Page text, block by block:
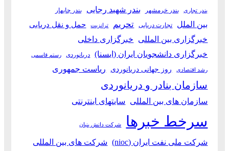
بندر تجاری بندر خرمشهر بندر شهید رجایی بندر چابهار
بین الملل تجارت دریایی تحریم ترانزیت حمل و نقل دریایی
خبرگزاری بین المللی خبرگزاری داخلی
خبرگزاری دانشجویان ایران (ایسنا)
دریانوردی رستم قاسمی
رشد اقتصادی روز جهانی دریانوردی ریاست جمهوری
سازمان بنادر و دریانوردی
سازمان های بین المللی سایتهای اینترنتی
سرخط خبرها شرکت دانش بنیان
شرکت ملی نفت ایران (nioc) شرکت های بین المللی